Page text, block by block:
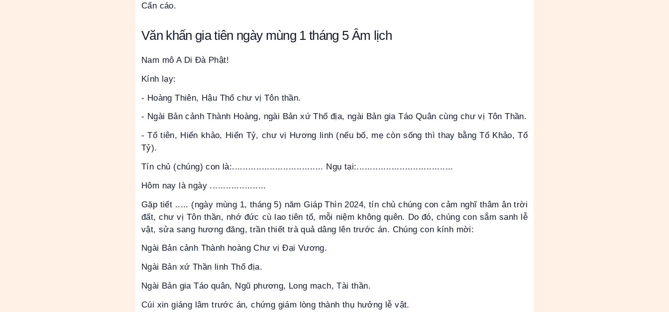
Cẩn cáo.
Văn khấn gia tiên ngày mùng 1 tháng 5 Âm lịch
Nam mô A Di Đà Phật!
Kính lạy:
- Hoàng Thiên, Hậu Thổ chư vị Tôn thần.
- Ngài Bản cảnh Thành Hoàng, ngài Bản xứ Thổ địa, ngài Bản gia Táo Quân cùng chư vị Tôn Thần.
- Tổ tiên, Hiển khảo, Hiển Tỷ, chư vị Hương linh (nếu bố, mẹ còn sống thì thay bằng Tổ Khảo, Tổ
Tỷ).
Tín chủ (chúng) con là:.................................. Ngụ tại:....................................
Hôm nay là ngày .....................
Gặp tiết ..... (ngày mùng 1, tháng 5) năm Giáp Thìn 2024, tín chủ chúng con cảm nghĩ thâm ân trời
đất, chư vị Tôn thần, nhớ đức cù lao tiên tổ, mỗi niệm không quên. Do đó, chúng con sắm sanh lễ
vật, sửa sang hương đăng, trần thiết trà quả dâng lên trước án. Chúng con kính mời:
Ngài Bản cảnh Thành hoàng Chư vị Đại Vương.
Ngài Bản xứ Thần linh Thổ địa.
Ngài Bản gia Táo quân, Ngũ phương, Long mạch, Tài thần.
Cúi xin giáng lâm trước án, chứng giám lòng thành thụ hưởng lễ vật.